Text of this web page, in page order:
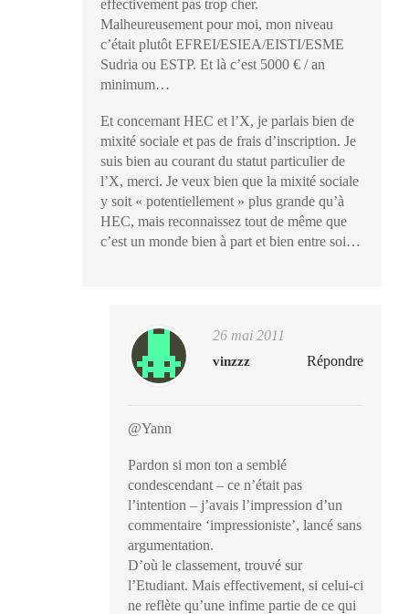
effectivement pas trop cher.
Malheureusement pour moi, mon niveau
c’était plutôt EFREI/ESIEA/EISTI/ESME
Sudria ou ESTP. Et là c’est 5000 € / an
minimum…
Et concernant HEC et l’X, je parlais bien de
mixité sociale et pas de frais d’inscription. Je
suis bien au courant du statut particulier de
l’X, merci. Je veux bien que la mixité sociale
y soit « potentiellement » plus grande qu’à
HEC, mais reconnaissez tout de même que
c’est un monde bien à part et bien entre soi…
26 mai 2011
vinzzz Répondre
@Yann
Pardon si mon ton a semblé
condescendant – ce n’était pas
l’intention – j’avais l’impression d’un
commentaire ‘impressioniste’, lancé sans
argumentation.
D’où le classement, trouvé sur
l’Etudiant. Mais effectivement, si celui-ci
ne reflète qu’une infime partie de ce qui